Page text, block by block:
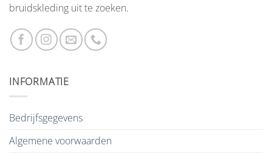
bruidskleding uit te zoeken.
INFORMATIE
Bedrijfsgegevens
Algemene voorwaarden